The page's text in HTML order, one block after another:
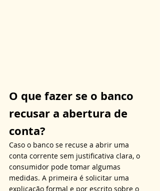
O que fazer se o banco
recusar a abertura de
conta?
Caso o banco se recuse a abrir uma
conta corrente sem justificativa clara, o
consumidor pode tomar algumas
medidas. A primeira é solicitar uma
explicação formal e por escrito sobre o